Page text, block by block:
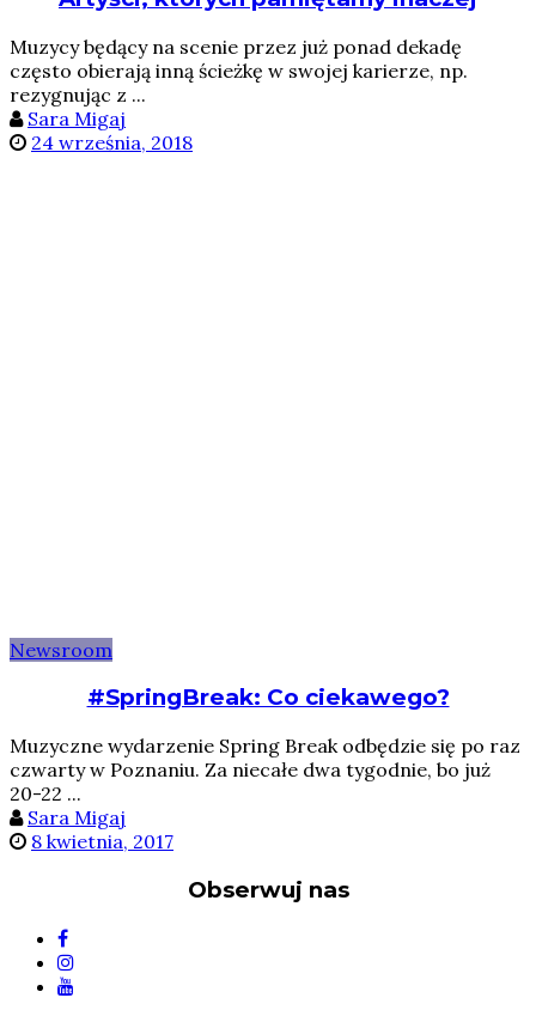
Muzycy będący na scenie przez już ponad dekadę
często obierają inną ścieżkę w swojej karierze, np.
rezygnując z ...
Sara Migaj
24 września, 2018
Newsroom
#SpringBreak: Co ciekawego?
Muzyczne wydarzenie Spring Break odbędzie się po raz
czwarty w Poznaniu. Za niecałe dwa tygodnie, bo już
20-22 ...
Sara Migaj
8 kwietnia, 2017
Obserwuj nas